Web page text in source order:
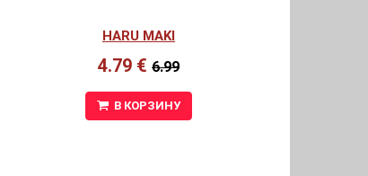
HARU MAKI
4.79 € 6.99
В КОРЗИНУ